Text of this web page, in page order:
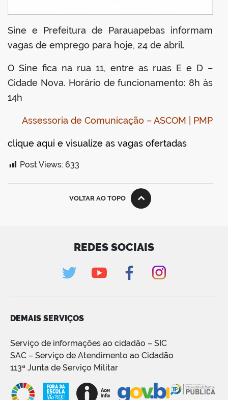
Sine e Prefeitura de Parauapebas informam
vagas de emprego para hoje, 24 de abril.
O Sine fica na rua 11, entre as ruas E e D –
Cidade Nova. Horário de funcionamento: 8h às
14h
Assessoria de Comunicação – ASCOM | PMP
clique aqui e visualize as vagas ofertadas
Post Views: 633
VOLTAR AO TOPO
REDES SOCIAIS
DEMAIS SERVIÇOS
Serviço de informações ao cidadão – SIC
SAC – Serviço de Atendimento ao Cidadão
113ª Junta de Serviço Militar